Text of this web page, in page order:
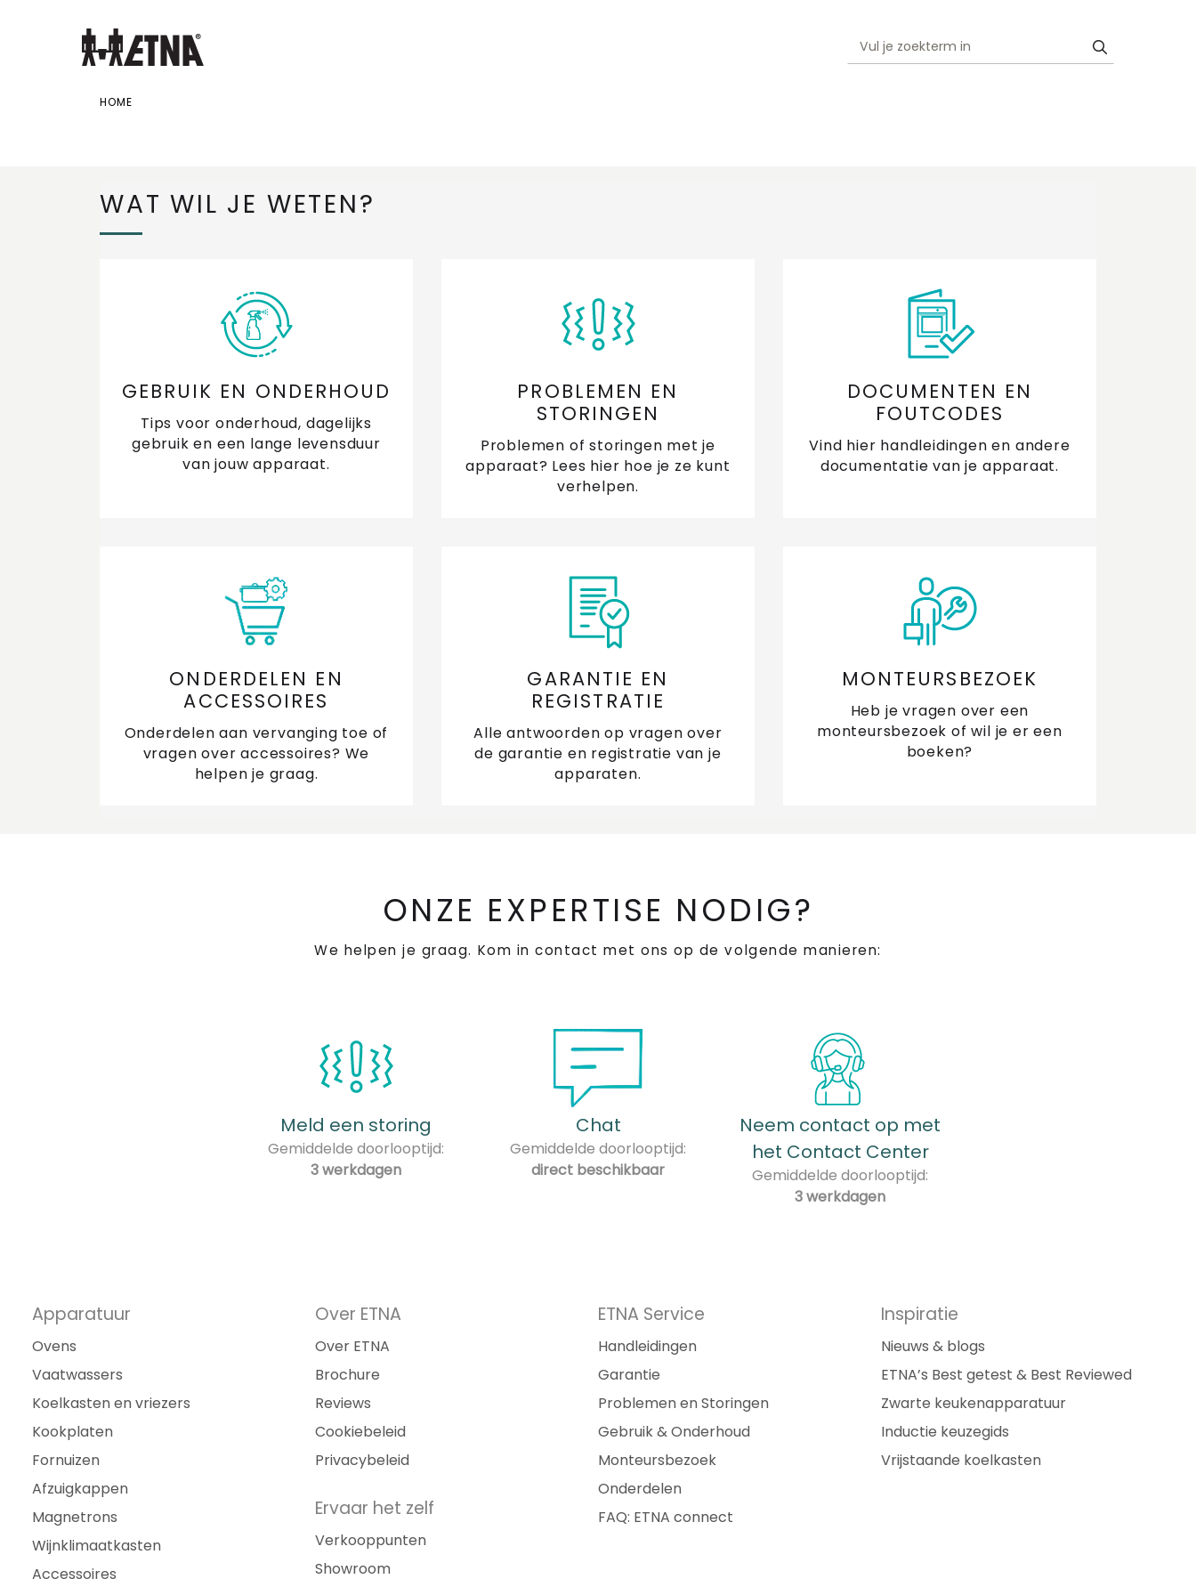
HOME
WAT WIL JE WETEN?
GEBRUIK EN ONDERHOUD
Tips voor onderhoud, dagelijks
gebruik en een lange levensduur
van jouw apparaat.
PROBLEMEN EN
STORINGEN
Problemen of storingen met je
apparaat? Lees hier hoe je ze kunt
verhelpen.
DOCUMENTEN EN
FOUTCODES
Vind hier handleidingen en andere
documentatie van je apparaat.
ONDERDELEN EN
ACCESSOIRES
Onderdelen aan vervanging toe of
vragen over accessoires? We
helpen je graag.
GARANTIE EN
REGISTRATIE
Alle antwoorden op vragen over
de garantie en registratie van je
apparaten.
MONTEURSBEZOEK
Heb je vragen over een
monteursbezoek of wil je er een
boeken?
ONZE EXPERTISE NODIG?
We helpen je graag. Kom in contact met ons op de volgende manieren:
Meld een storing
Gemiddelde doorlooptijd:
3 werkdagen
Chat
Gemiddelde doorlooptijd:
direct beschikbaar
Neem contact op met
het Contact Center
Gemiddelde doorlooptijd:
3 werkdagen
Apparatuur
Ovens
Vaatwassers
Koelkasten en vriezers
Kookplaten
Fornuizen
Afzuigkappen
Magnetrons
Wijnklimaatkasten
Accessoires
Over ETNA
Over ETNA
Brochure
Reviews
Cookiebeleid
Privacybeleid
Ervaar het zelf
Verkooppunten
Showroom
ETNA Service
Handleidingen
Garantie
Problemen en Storingen
Gebruik & Onderhoud
Monteursbezoek
Onderdelen
FAQ: ETNA connect
Inspiratie
Nieuws & blogs
ETNA’s Best getest & Best Reviewed
Zwarte keukenapparatuur
Inductie keuzegids
Vrijstaande koelkasten